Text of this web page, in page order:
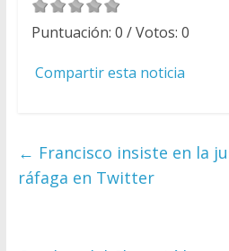
Puntuación: 0 / Votos: 0
Compartir esta noticia
← Francisco insiste en la
ráfaga en Twitter